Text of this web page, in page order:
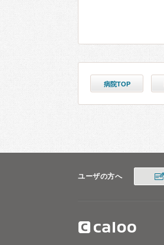
病院TOP
ユーザの方へ